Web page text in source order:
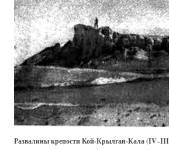
Развалины крепости Кой-Крылган-Кала